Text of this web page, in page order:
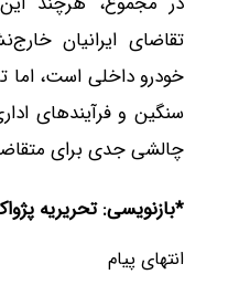
تقاضای ایرانیان
خودرو داخلی است، اما
سنگین و فرآیندهای
چالشی جدی برای
*بازنویسی: تحریریه
انتهای پیام